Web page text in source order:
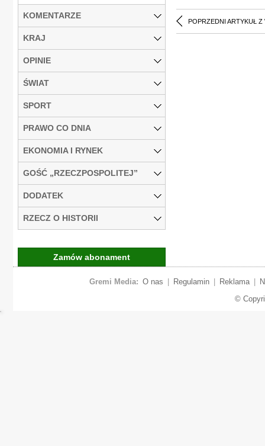
POPRZEDNI ARTYKUŁ Z
KOMENTARZE
KRAJ
OPINIE
ŚWIAT
SPORT
PRAWO CO DNIA
EKONOMIA I RYNEK
GOŚĆ „RZECZPOSPOLITEJ”
DODATEK
RZECZ O HISTORII
Zamów abonament
Gremi Media: O nas Regulamin Reklama
©